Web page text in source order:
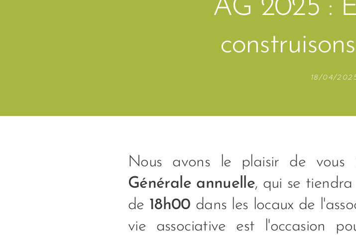
AG 2025 :
18/04/
Nous avons le plaisir de
Générale annuelle, qui se tiendra
de 18h00 dans les locaux de
vie associative est l'occasion